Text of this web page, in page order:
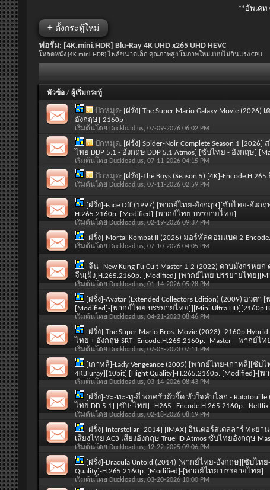
**อัพเดท
+ ตั้งกระทู้ใหม่
ฟอรั่ม: [4K.mini.HDR] Blu-Ray 4K UHD x265 UHD HEVC
โหลดหนัง [4K.mini.HDR] ไฟล์ขนาดเล็ก คุณภาพสูง โมภาพใหม่แบบไม่กินแรง CPU
หัวข้อ / ผู้เริ่มกระทู้
ปักหมุด: [ฝรั่ง] The Super Mario Galaxy Movie
อังกฤษ][2160p]
เริ่มต้นโดย Duckload.us, 07-09-2026 06:02 PM
ปักหมุด: [ฝรั่ง] Spider-Noir Complete Season 1
ไทย DDP 5.1 - อังกฤษ DDP 5.1 Atmos] [ซับไทย - อังกฤษ]
เริ่มต้นโดย Duckload.us, 07-11-2026 04:15 PM
ปักหมุด: [ฝรั่ง]-The Boys (Season 5) [4K]-
เริ่มต้นโดย Duckload.us, 07-11-2026 02:59 PM
[ฝรั่ง]-Face Off (1997) [พากย์ไทย-อังกฤษ][ซับไทย-อังกฤษ
H.265.2160p. [Modified]-[พากย์ไทย บรรยายไทย]
เริ่มต้นโดย Duckload.us, 02-19-2026 09:37 PM
[ฝรั่ง]-Mortal Kombat II (2026) มอร์ทัลคอมแบต 2-
เริ่มต้นโดย Duckload.us, 07-10-2026 04:05 PM
[จีน]-New Kung Fu Cult Master 1-2 (2022) ดาบมังกร
จีน[ฝัง]H.265.2160p. [Modified]-[พากย์ไทย บรรยายไทย
เริ่มต้นโดย Duckload.us, 01-14-2026 05:28 PM
[ฝรั่ง]-Avatar (Extended Collectors Edition) (2009) อว
[Modified]-[พากย์ไทย บรรยายไทย]][Mini Ultra
เริ่มต้นโดย Duckload.us, 04-21-2023 08:46 PM
[ฝรั่ง]-The Super Mario Bros. Movie (2023) [2160p
ไทย + อังกฤษ SRT]-Encode.H.265.2160p. [Master]-[พากย์ไ
เริ่มต้นโดย Duckload.us, 07-05-2023 07:11 PM
[เกาหลี]-Lady Vengeance (2005) [พากย์ไทย-เกาหลี][ซับ
4KBluray][10bit] [Hight Quality]-H.265.2160p. [Modified]-[
เริ่มต้นโดย Duckload.us, 03-14-2026 08:43 PM
[ฝรั่ง]-ระ-ทะ-ทู-อี่ พ่อครัวตัวจี๊ด หัวใจคับโลก - Ratatouille
ไทย DD 5.1]-[ซับ: ไทย]-[H265]-Encode.H.265.2160p.
เริ่มต้นโดย Duckload.us, 02-18-2026 08:19 PM
[ฝรั่ง]-Interstellar [2014] [IMAX] อินเตอร์สเตลลาร์ ทะ
เสียงไทย AC3 เสียงอังกฤษ TrueHD Atmos ซับไทยอังกฤษ
เริ่มต้นโดย Duckload.us, 12-22-2025 09:06 PM
[ฝรั่ง]-Dracula Untold (2014) [พากย์ไทย-อังกฤษ][ซับไทย
Quality]-H.265.2160p. [Modified]-[พากย์ไทย บรรยายไทย]
เริ่มต้นโดย Duckload.us, 03-20-2026 10:00 PM